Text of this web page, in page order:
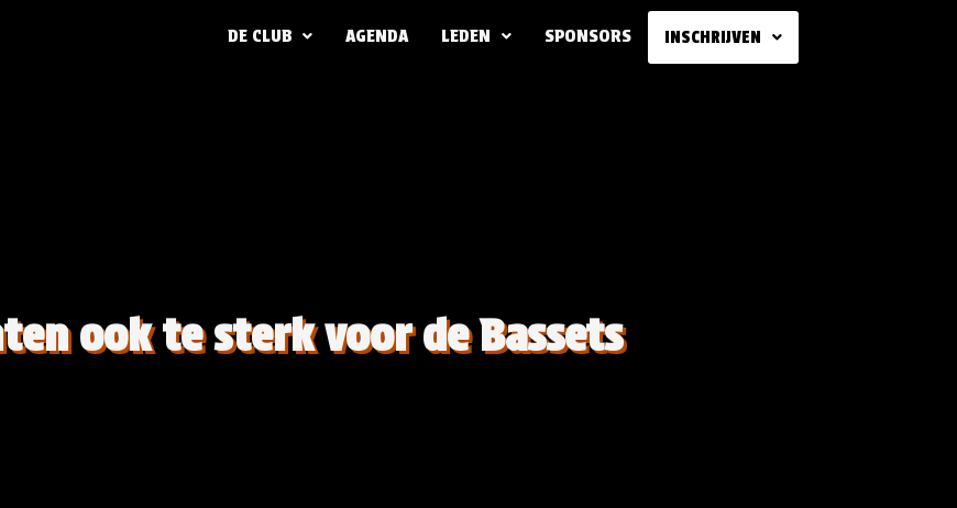
DE CLUB AGENDA LEDEN SPONSORS INSCHRIJVEN
ook te sterk voor de Bassets